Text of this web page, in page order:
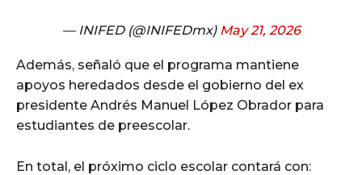
— INIFED (@INIFEDmx) May 21, 2026
Además, señaló que el programa mantiene
apoyos heredados desde el gobierno del ex
presidente Andrés Manuel López Obrador para
estudiantes de preescolar.
En total, el próximo ciclo escolar contará con: